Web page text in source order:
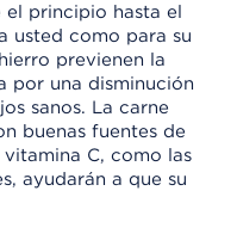
el principio hasta el
usted como para su
previenen la
por una disminución
sanos. La carne
buenas fuentes de
C, como las
ayudarán a que su